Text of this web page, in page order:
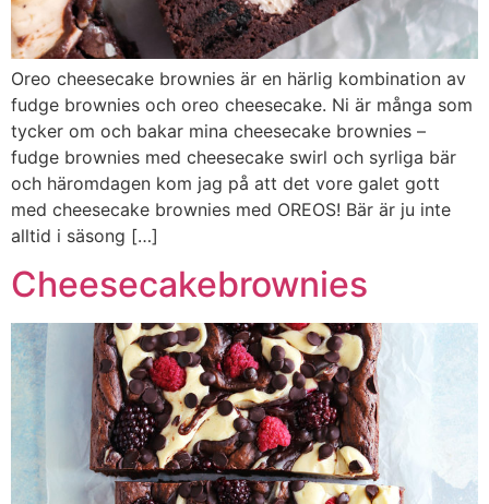
Oreo cheesecake brownies är en härlig kombination av
fudge brownies och oreo cheesecake. Ni är många som
tycker om och bakar mina cheesecake brownies –
fudge brownies med cheesecake swirl och syrliga bär
och häromdagen kom jag på att det vore galet gott
med cheesecake brownies med OREOS! Bär är ju inte
alltid i säsong […]
Cheesecakebrownies